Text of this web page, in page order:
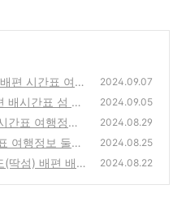
시간표 여행
2024.09.07
배시간표 섬 여
(4)
2024.09.05
간표 여행정보
2024.08.29
여행정보 둘레
2024.08.25
딱섬) 배편 배시
2024.08.22